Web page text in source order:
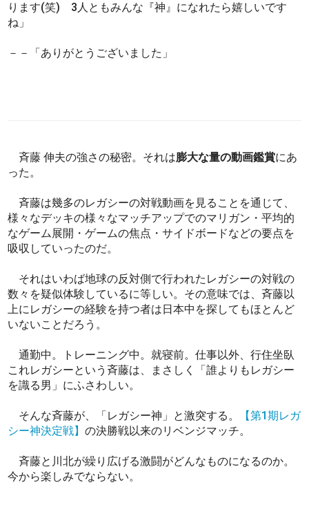
ります(笑) 3人ともみんな『神』になれたら嬉しいです
ね」
－－「ありがとうございました」
斉藤 伸夫の強さの秘密。それは膨大な量の動画鑑賞にあ
った。
斉藤は幾多のレガシーの対戦動画を見ることを通じて、
様々なデッキの様々なマッチアップでのマリガン・平均的
なゲーム展開・ゲームの焦点・サイドボードなどの要点を
吸収していったのだ。
それはいわば地球の反対側で行われたレガシーの対戦の
数々を疑似体験しているに等しい。その意味では、斉藤以
上にレガシーの経験を持つ者は日本中を探してもほとんど
いないことだろう。
通勤中。トレーニング中。就寝前。仕事以外、行住坐臥
これレガシーという斉藤は、まさしく「誰よりもレガシー
を識る男」にふさわしい。
そんな斉藤が、「レガシー神」と激突する。
【第1期レガ
シー神決定戦】の決勝戦以来のリベンジマッチ。
斉藤と川北が繰り広げる激闘がどんなものになるのか。
今から楽しみでならない。